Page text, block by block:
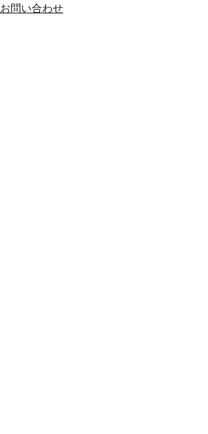
お問い合わせ